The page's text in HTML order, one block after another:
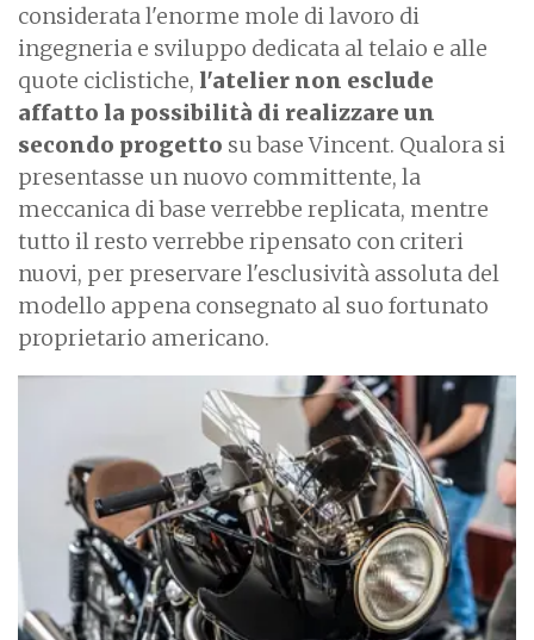
considerata l'enorme mole di lavoro di
ingegneria e sviluppo dedicata al telaio e alle
quote ciclistiche, l'atelier non esclude
affatto la possibilità di realizzare un
secondo progetto su base Vincent. Qualora si
presentasse un nuovo committente, la
meccanica di base verrebbe replicata, mentre
tutto il resto verrebbe ripensato con criteri
nuovi, per preservare l'esclusività assoluta del
modello appena consegnato al suo fortunato
proprietario americano.